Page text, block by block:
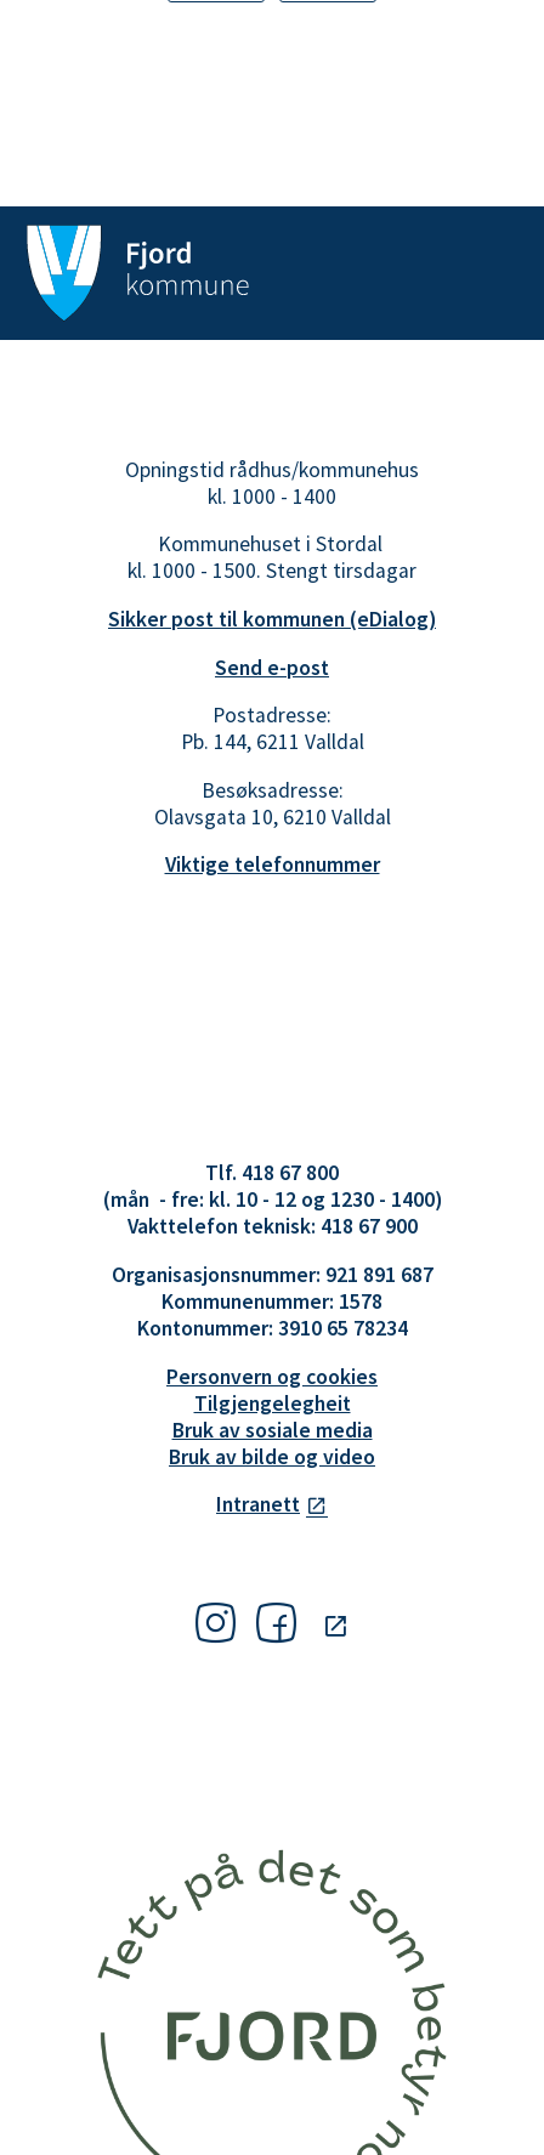
Opningstid rådhus/kommunehus
kl. 1000 - 1400
Kommunehuset i Stordal
kl. 1000 - 1500. Stengt tirsdagar
Sikker post til kommunen (eDialog)
Send e-post
Postadresse:
Pb. 144, 6211 Valldal
Besøksadresse:
Olavsgata 10, 6210 Valldal
Viktige telefonnummer
Tlf. 418 67 800
(mån - fre: kl. 10 - 12 og 1230 - 1400)
Vakttelefon teknisk: 418 67 900
Organisasjonsnummer: 921 891 687
Kommunenummer: 1578
Kontonummer: 3910 65 78234
Personvern og cookies
Tilgjengelegheit
Bruk av sosiale media
Bruk av bilde og video
Intranett